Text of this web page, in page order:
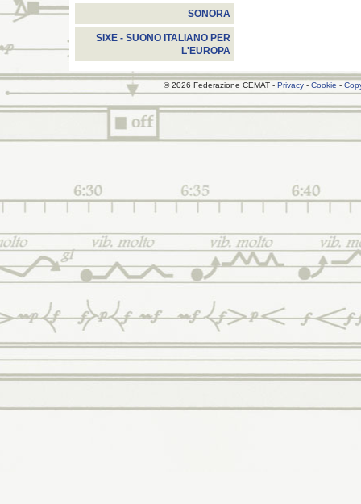
SONORA
SIXE - SUONO ITALIANO PER
L'EUROPA
© 2026 Federazione CEMAT - Privacy - Cookie -